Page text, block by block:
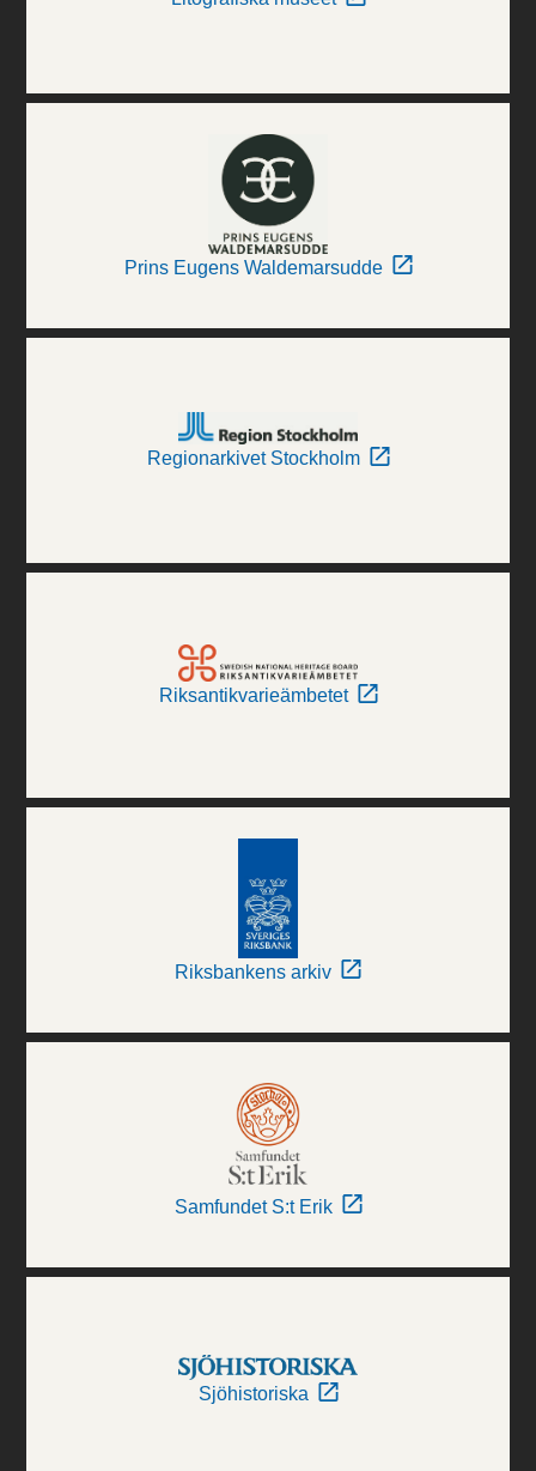
Prins Eugens Waldemarsudde
Regionarkivet Stockholm
Riksantikvarieämbetet
Riksbankens arkiv
Samfundet S:t Erik
Sjöhistoriska